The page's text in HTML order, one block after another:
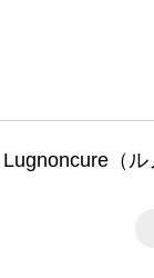
Lugnoncure（